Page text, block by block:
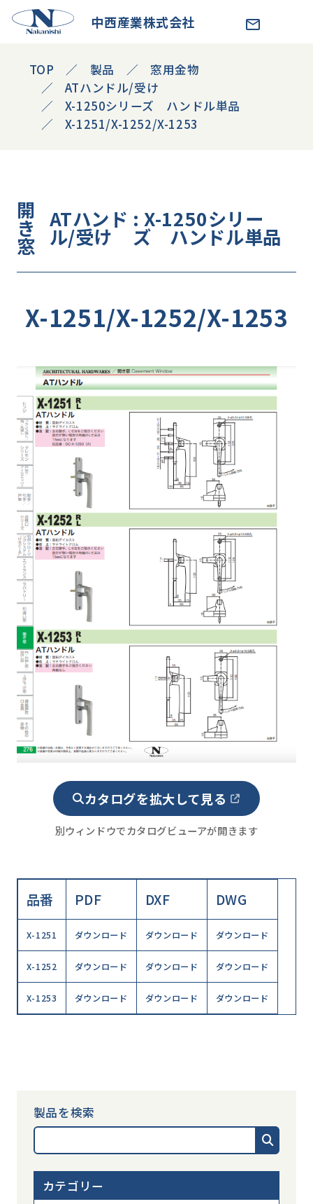
中西産業株式会社
TOP 製品
窓用金物
ATハンドル/受け
X-1250シリーズ ハンドル単品
X-1251/X-1252/X-1253
開
き
窓
ATハンド
ル/受け
: X-1250シリー
ズ ハンドル単品
X-1251/X-1252/X-1253
カタログを拡大して見る
別ウィンドウでカタログビューアが開きます
品番 PDF DXF DWG
X-1251 ダウンロード ダウンロード ダウンロード
X-1252 ダウンロード ダウンロード ダウンロード
X-1253 ダウンロード ダウンロード ダウンロード
製品を検索
カテゴリー